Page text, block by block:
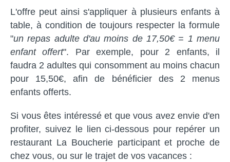
L'offre peut ainsi s'appliquer à plusieurs enfants à
table, à condition de toujours respecter la formule
"un repas adulte d'au moins de 17,50€ = 1 menu
enfant offert". Par exemple, pour 2 enfants, il
faudra 2 adultes qui consomment au moins chacun
pour 15,50€, afin de bénéficier des 2 menus
enfants offerts.
Si vous êtes intéressé et que vous avez envie d'en
profiter, suivez le lien ci-dessous pour repérer un
restaurant La Boucherie participant et proche de
chez vous, ou sur le trajet de vos vacances :